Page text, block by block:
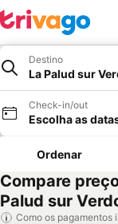
Destino
La Palud sur
Check-in/out
Escolha as
Ordenar
Compare
Palud sur
Como os pagamentos